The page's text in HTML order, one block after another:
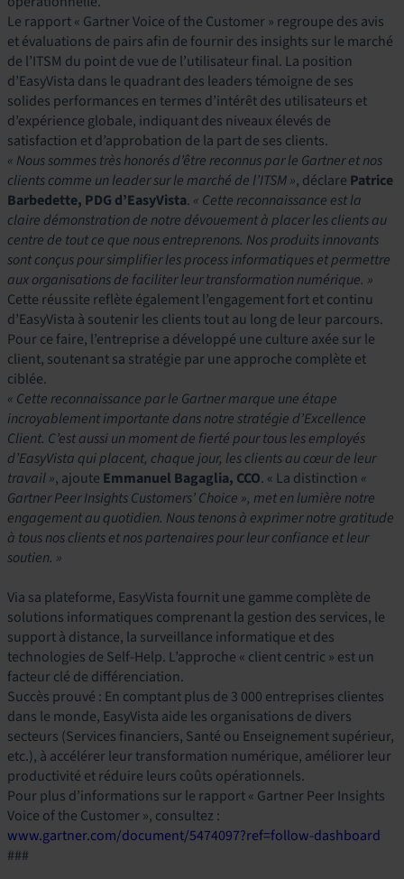
Le rapport « Gartner Voice of the Customer » regroupe des avis
et évaluations de pairs afin de fournir des insights sur le marché
de l’ITSM du point de vue de l’utilisateur final. La position
d’EasyVista dans le quadrant des leaders témoigne de ses
solides performances en termes d’intérêt des utilisateurs et
d’expérience globale, indiquant des niveaux élevés de
satisfaction et d’approbation de la part de ses clients.
« Nous sommes très honorés d’être reconnus par le Gartner et nos
clients comme un leader sur le marché de l’ITSM », déclare Patrice
Barbedette, PDG d’EasyVista. « Cette reconnaissance est la
claire démonstration de notre dévouement à placer les clients au
centre de tout ce que nous entreprenons. Nos produits innovants
sont conçus pour simplifier les process informatiques et permettre
aux organisations de faciliter leur transformation numérique. »
Cette réussite reflète également l’engagement fort et continu
d’EasyVista à soutenir les clients tout au long de leur parcours.
Pour ce faire, l’entreprise a développé une culture axée sur le
client, soutenant sa stratégie par une approche complète et
ciblée.
« Cette reconnaissance par le Gartner marque une étape
incroyablement importante dans notre stratégie d’Excellence
Client. C’est aussi un moment de fierté pour tous les employés
d’EasyVista qui placent, chaque jour, les clients au cœur de leur
travail », ajoute Emmanuel Bagaglia, CCO. « La distinction «
Gartner Peer Insights Customers’ Choice », met en lumière notre
engagement au quotidien. Nous tenons à exprimer notre gratitude
à tous nos clients et nos partenaires pour leur confiance et leur
soutien. »
Via sa plateforme, EasyVista fournit une gamme complète de
solutions informatiques comprenant la gestion des services, le
support à distance, la surveillance informatique et des
technologies de Self-Help. L’approche « client centric » est un
facteur clé de différenciation.
Succès prouvé : En comptant plus de 3 000 entreprises clientes
dans le monde, EasyVista aide les organisations de divers
secteurs (Services financiers, Santé ou Enseignement supérieur,
etc.), à accélérer leur transformation numérique, améliorer leur
productivité et réduire leurs coûts opérationnels.
Pour plus d’informations sur le rapport « Gartner Peer Insights
Voice of the Customer », consultez :
www.gartner.com/document/5474097?ref=follow-dashboard
###